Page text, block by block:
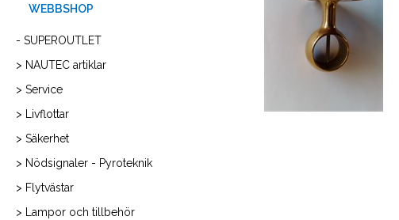
- SUPEROUTLET
> NAUTEC artiklar
> Service
> Livflottar
> Säkerhet
> Nödsignaler - Pyroteknik
> Flytvästar
> Lampor och tillbehör